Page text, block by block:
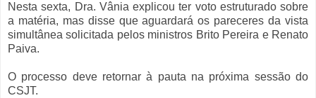
Nesta sexta, Dra. Vânia explicou ter voto estruturado sobre
a matéria, mas disse que aguardará os pareceres da vista
simultânea solicitada pelos ministros Brito Pereira e Renato
Paiva.
O processo deve retornar à pauta na próxima sessão do
CSJT.